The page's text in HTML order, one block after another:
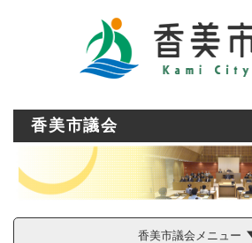
香美市議会
香美市議会メニュー